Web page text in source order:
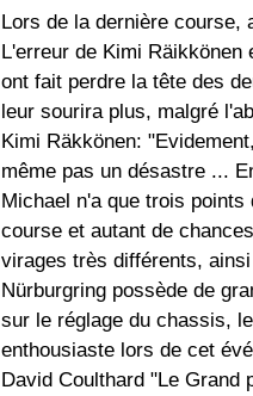
Lors de la dernière course,
L'erreur de Kimi
ont fait perdre la tête des
leur sourira plus, malgré
Kimi Räkkönen:
même pas un désastre ...
Michael n'a que trois
course et autant de
virages très différents,
Nürburgring possède de
sur le réglage du chassis,
enthousiaste lors de cet
David Coulthard "Le Grand